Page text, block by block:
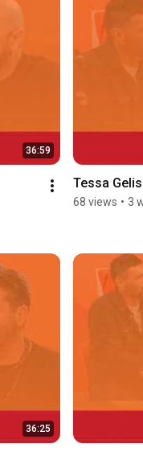
36:59
Tessa
68 views • 3
36:25